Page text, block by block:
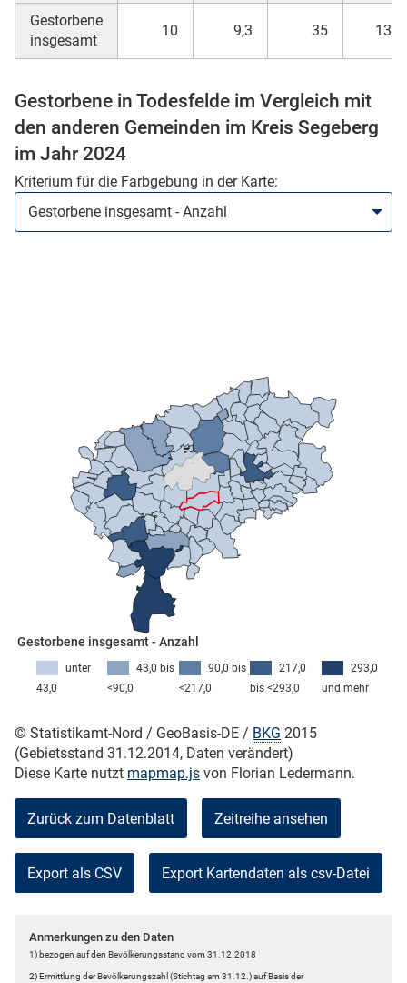
Gestorbene
insgesamt
10 9,3 35 13,1
Gestorbene in Todesfelde im Vergleich mit
den anderen Gemeinden im Kreis Segeberg
im Jahr 2024
Kriterium für die Farbgebung in der Karte:
Gestorbene insgesamt - Anzahl
293,0
und mehr
217,0
bis <293,0
90,0 bis
<217,0
43,0 bis
<90,0
unter
43,0
© Statistikamt-Nord / GeoBasis-DE / BKG 2015
(Gebietsstand 31.12.2014, Daten verändert)
Diese Karte nutzt mapmap.js von Florian Ledermann.
Zurück zum Datenblatt Zeitreihe ansehen
Export als CSV
Anmerkungen zu den Daten
1) bezogen auf den Bevölkerungsstand vom 31.12.2018
2) Ermittlung der Bevölkerungszahl (Stichtag am 31.12.) auf Basis der